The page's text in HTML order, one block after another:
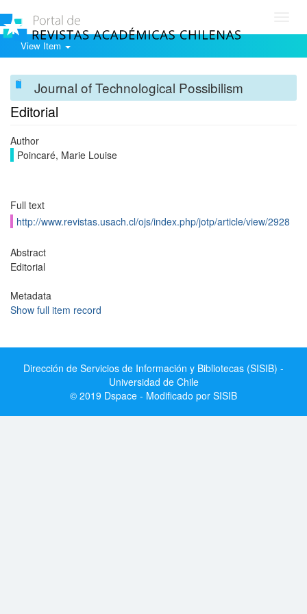
View Item
Journal of Technological Possibilism
Editorial
Author
Poincaré, Marie Louise
Full text
http://www.revistas.usach.cl/ojs/index.php/jotp/article/view/2928
Abstract
Editorial
Metadata
Show full item record
Dirección de Servicios de Información y Bibliotecas (SISIB) -
Universidad de Chile
© 2019 Dspace - Modificado por SISIB